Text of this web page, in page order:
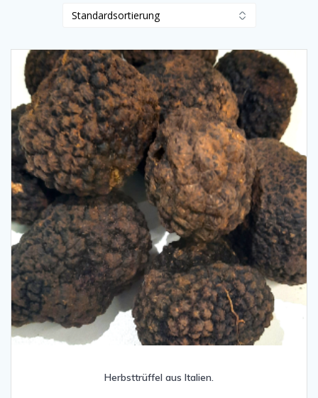
Herbsttrüffel aus Italien.